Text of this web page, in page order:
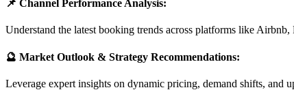
📌 Channel Performance Analysis:
Understand the latest booking trends across platforms like
🔮 Market Outlook & Strategy Recommendations:
Leverage expert insights on dynamic pricing, demand shifts, and